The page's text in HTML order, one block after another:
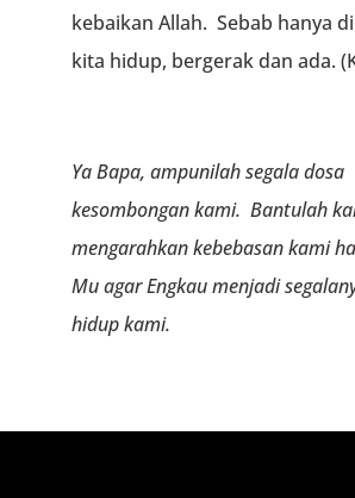
kebaikan Allah. Sebab hanya
kita hidup, bergerak dan ada.
Ya Bapa, ampunilah segala dosa
kesombongan kami. Bantulah
mengarahkan kebebasan kami
Mu agar Engkau menjadi
hidup kami.